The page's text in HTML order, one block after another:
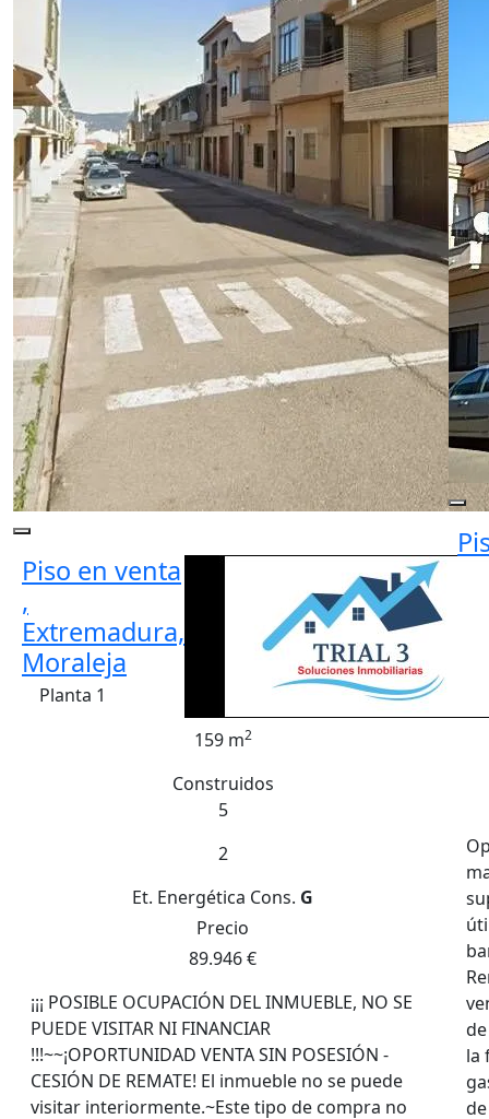
Piso en venta
,
Extremadura,
Moraleja
Planta 1
159 m2
Construidos
5
2
Et. Energética Cons. G
Precio
89.946 €
¡¡¡ POSIBLE OCUPACIÓN DEL INMUEBLE, NO SE
PUEDE VISITAR NI FINANCIAR
!!!~~¡OPORTUNIDAD VENTA SIN POSESIÓN -
CESIÓN DE REMATE! El inmueble no se puede
visitar interiormente.~Este tipo de compra no
la